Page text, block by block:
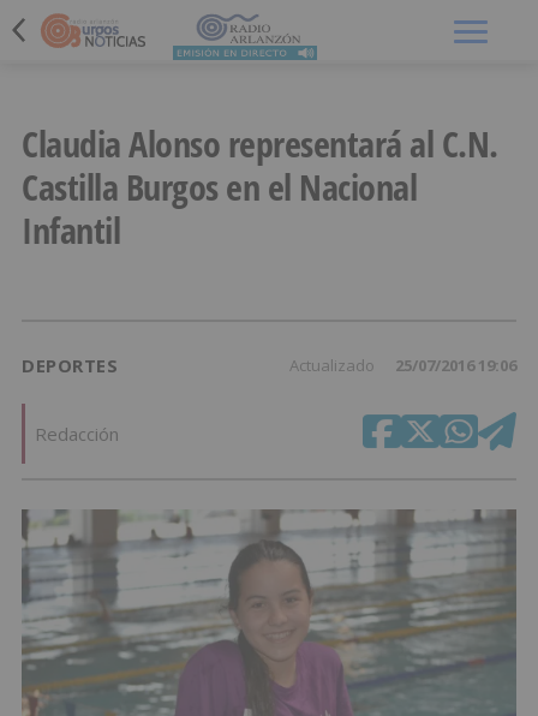
Claudia Alonso representará al C.N.
Castilla Burgos en el Nacional
Infantil
DEPORTES Actualizado 25/07/2016 19:06
Redacción